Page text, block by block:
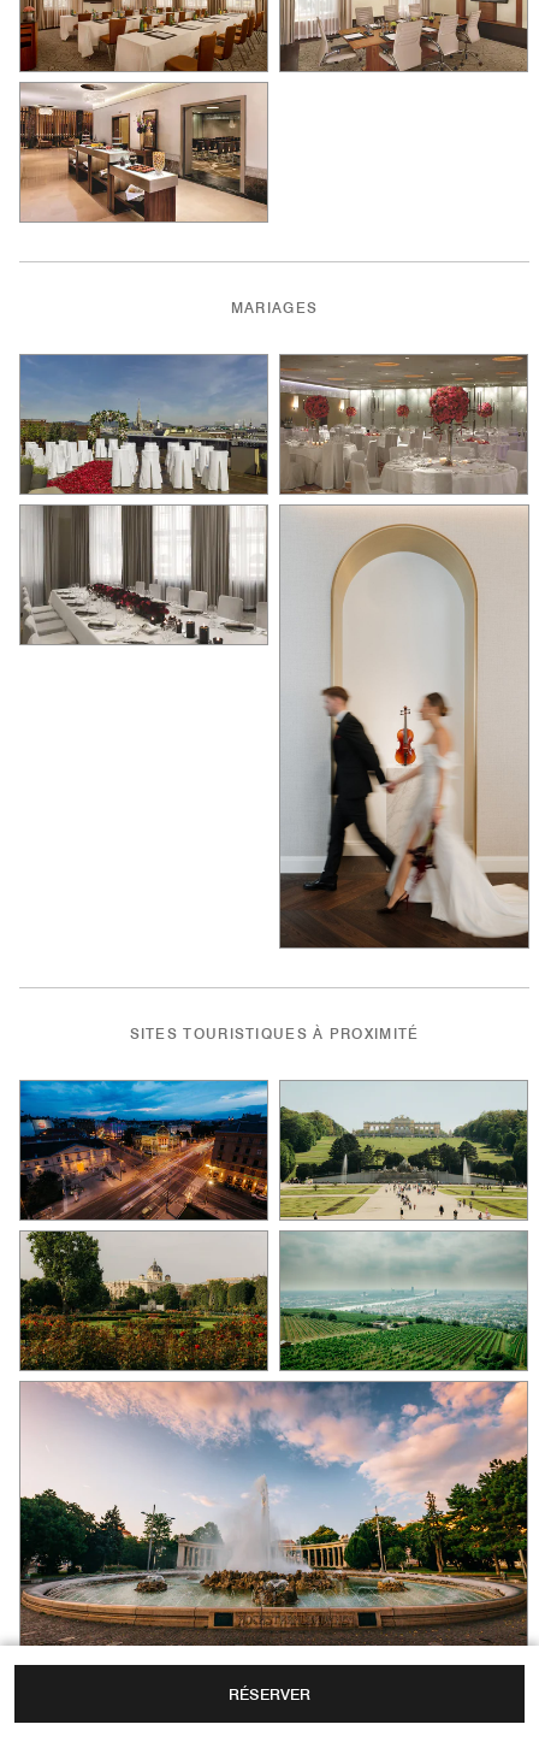
RÉSERVER
MARIAGES
SITES TOURISTIQUES À PROXIMITÉ